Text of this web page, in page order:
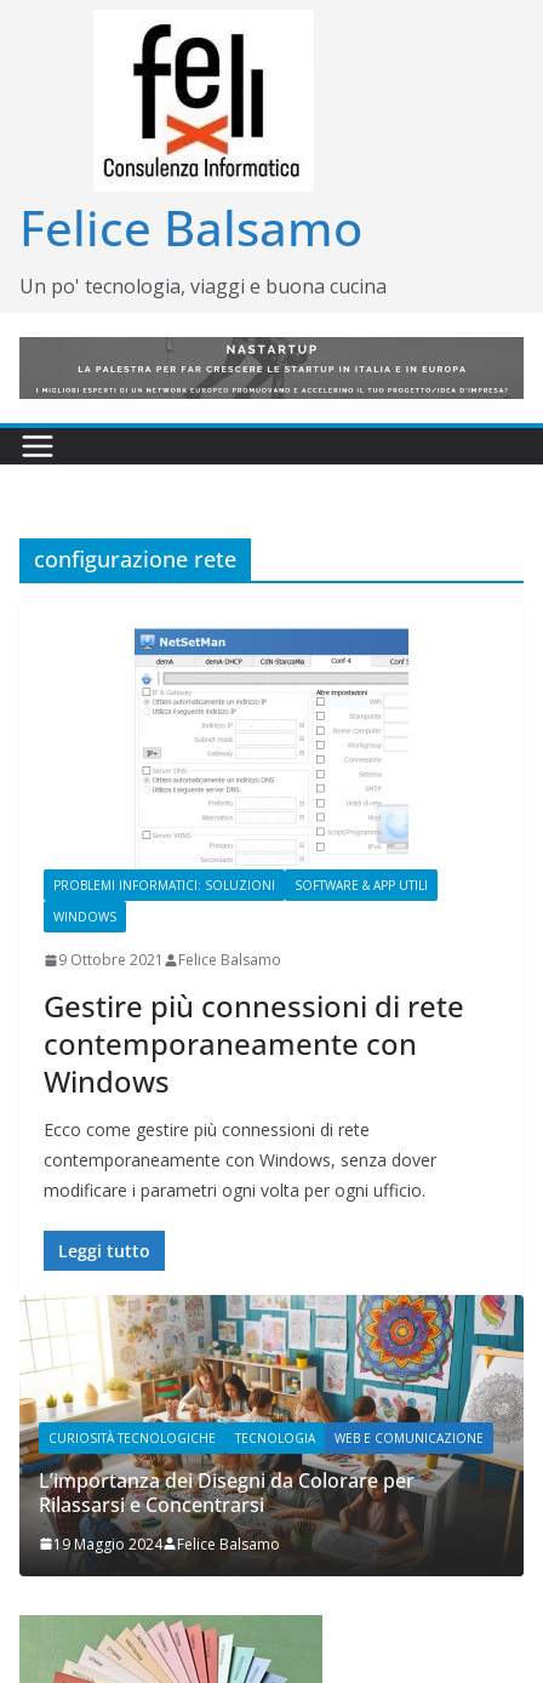
Felice Balsamo
Un po' tecnologia, viaggi e buona cucina
configurazione rete
PROBLEMI INFORMATICI: SOLUZIONI
SOFTWARE & APP UTILI
WINDOWS
9 Ottobre 2021 Felice Balsamo
Gestire più connessioni di rete
contemporaneamente con
Windows
Ecco come gestire più connessioni di rete
contemporaneamente con Windows, senza dover
modificare i parametri ogni volta per ogni ufficio.
Leggi tutto
TECNOLOGICHE TECNOLOGIA WEB E COMUNICAZIONE
dei Disegni da Colorare per
e Concentrarsi
2024 Felice Balsamo
WEB E
Prupix
2 Novembre